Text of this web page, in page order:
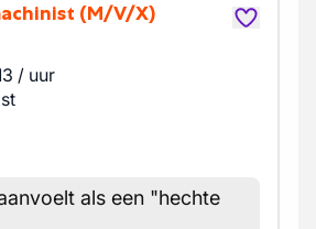
(M/V/X)
/ uur
als een "hechte